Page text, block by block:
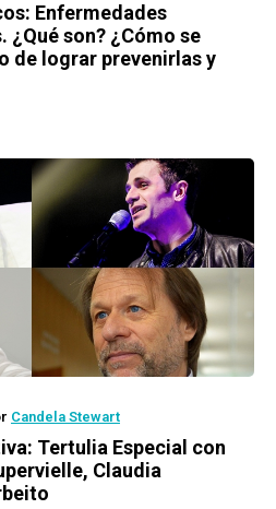
Enfermedades
son? ¿Cómo se
de lograr prevenirlas y
Candela Stewart
Tertulia Especial con
Claudia